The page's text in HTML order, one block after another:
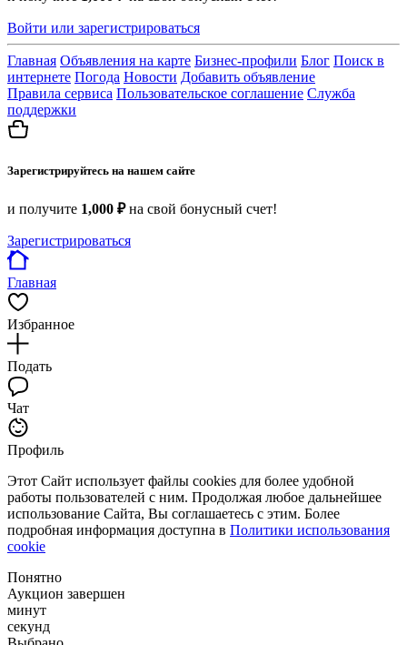
Войти или зарегистрироваться
Главная Объявления на карте Бизнес-профили Блог Поиск в
интернете Погода Новости Добавить объявление
Правила сервиса Пользовательское соглашение Служба
поддержки
Зарегистрируйтесь на нашем сайте
и получите 1,000 ₽на свой бонусный счет!
Зарегистрироваться
Главная
Избранное
Подать
Чат
Профиль
Этот Сайт использует файлы cookies для более удобной
работы пользователей с ним. Продолжая любое дальнейшее
использование Сайта, Вы соглашаетесь с этим. Более
подробная информация доступна в Политики использования
cookie
Понятно
Аукцион завершен
минут
секунд